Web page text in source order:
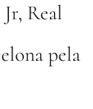
Real
pela